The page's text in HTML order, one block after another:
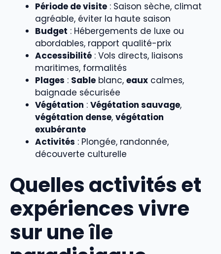
Période de visite : Saison sèche, climat
agréable, éviter la haute saison
Budget : Hébergements de luxe ou
abordables, rapport qualité-prix
Accessibilité : Vols directs, liaisons
maritimes, formalités
Plages : Sable blanc, eaux calmes,
baignade sécurisée
Végétation : Végétation sauvage,
végétation dense, végétation
exubérante
Activités : Plongée, randonnée,
découverte culturelle
Quelles activités et
expériences vivre
sur une île